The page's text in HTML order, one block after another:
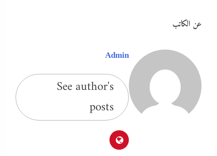
عن الكاتب
Admin
See author's
posts